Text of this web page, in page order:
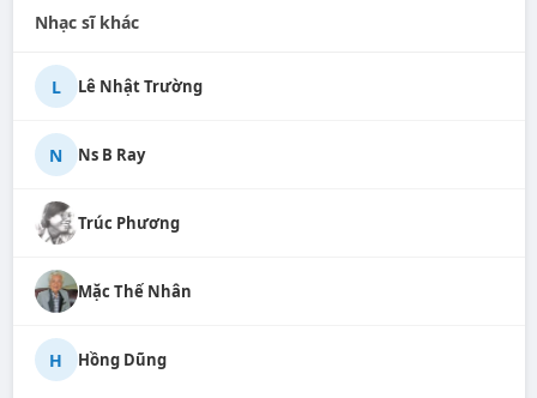
Nhạc sĩ khác
L Lê Nhật Trường
N Ns B Ray
Trúc Phương
Mặc Thế Nhân
H Hồng Dũng